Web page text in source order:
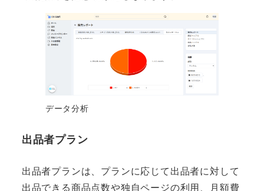
データ分析
出品者プラン
出品者プランは、プランに応じて出品者に対して
出品できる商品点数や独自ページの利用、月額費